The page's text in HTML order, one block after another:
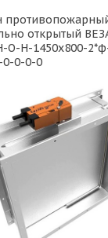
открытый
О-Н-1450x800-
0-0-0